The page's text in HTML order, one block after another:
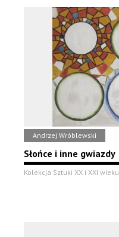
Andrzej Wróblewski
Słońce i inne gwiazdy
Kolekcja Sztuki XX i XXI wieku